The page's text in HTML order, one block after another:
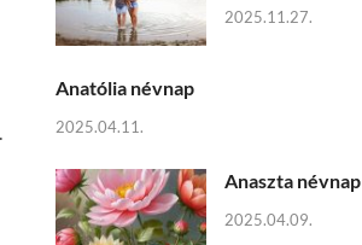
2025.11.27.
Anatólia névnap
2025.04.11.
Anaszta névnap
2025.04.09.